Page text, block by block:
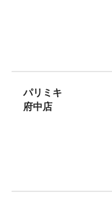
パリミキ
府中店